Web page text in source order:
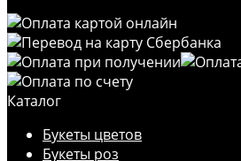
Каталог
Букеты цветов
Букеты роз